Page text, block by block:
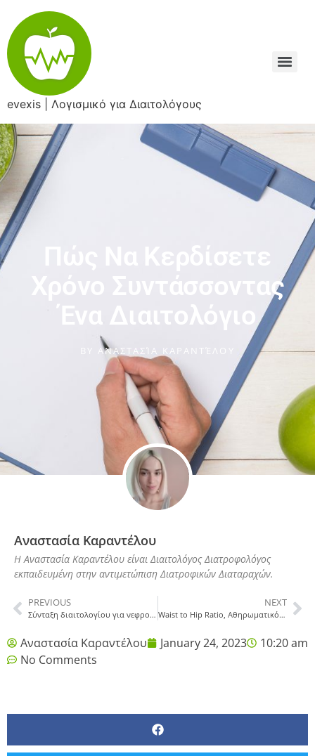
evexis | Λογισμικό για Διαιτολόγους
Χρόνο Συντάσσοντας
Ένα Διαιτολόγιο
ΑΝΑΣΤΑΣΊΑ ΚΑΡΑΝΤΈΛΟΥ
Αναστασία Καραντέλου
Η Αναστασία Καραντέλου είναι Διαιτολόγος Διατροφολόγος
εκπαιδευμένη στην αντιμετώπιση Διατροφικών Διαταραχών.
PREVIOUS
Σύνταξη διαιτολογίου για νεφροπαθείς
NEXT
Waist to Hip Ratio, Αθηρωματικός Δείκτης και η σπουδαιότητα τους
Αναστασία Καραντέλου January 24, 2023
10:20 am
No Comments